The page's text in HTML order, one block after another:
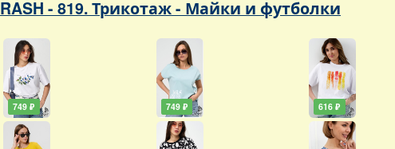
RASH - 819. Трикотаж - Майки и футболки
749 ₽ 749 ₽ 616 ₽